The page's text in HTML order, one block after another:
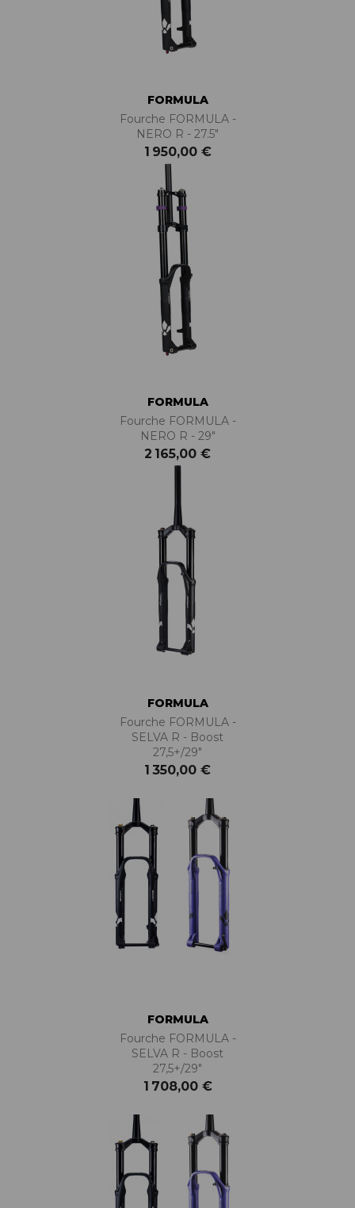
FORMULA
Fourche FORMULA -
NERO R - 27.5"
1 950,00 €
FORMULA
Fourche FORMULA -
NERO R - 29"
2 165,00 €
FORMULA
Fourche FORMULA -
SELVA R - Boost
27,5+/29"
1 350,00 €
FORMULA
Fourche FORMULA -
SELVA R - Boost
27,5+/29"
1 708,00 €